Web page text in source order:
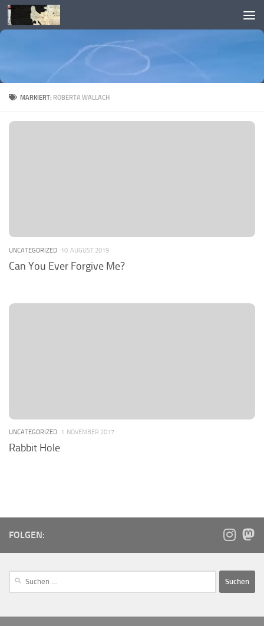
Skip to content
MARKIERT: ROBERTA WALLACH
UNCATEGORIZED 10. AUGUST 2019
Can You Ever Forgive Me?
UNCATEGORIZED 1. NOVEMBER 2017
Rabbit Hole
FOLGEN: